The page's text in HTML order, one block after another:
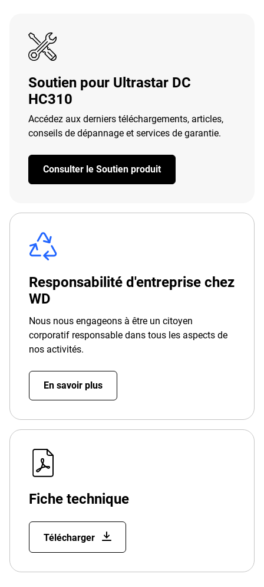
Soutien pour Ultrastar DC
HC310
Accédez aux derniers téléchargements, articles,
conseils de dépannage et services de garantie.
Consulter le Soutien produit
Responsabilité d'entreprise chez
WD
Nous nous engageons à être un citoyen
corporatif responsable dans tous les aspects de
nos activités.
En savoir plus
Fiche technique
Télécharger